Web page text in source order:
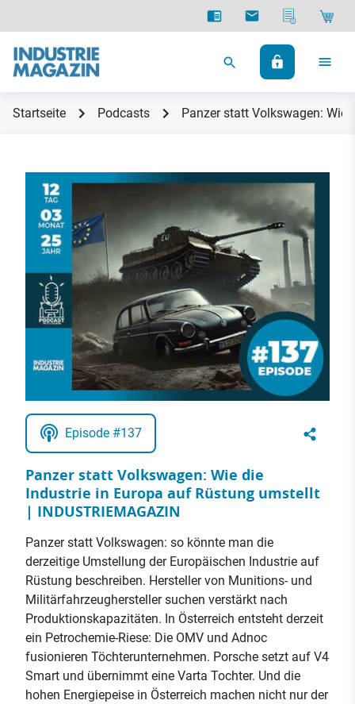
Startseite Podcasts Panzer statt Volkswagen: Wie
Episode #137
Panzer statt Volkswagen: Wie die
Industrie in Europa auf Rüstung umstellt
| INDUSTRIEMAGAZIN
Panzer statt Volkswagen: so könnte man die
derzeitige Umstellung der Europäischen Industrie auf
Rüstung beschreiben. Hersteller von Munitions- und
Militärfahrzeughersteller suchen verstärkt nach
Produktionskapazitäten. In Österreich entsteht derzeit
ein Petrochemie-Riese: Die OMV und Adnoc
fusionieren Töchterunternehmen. Porsche setzt auf V4
Smart und übernimmt eine Varta Tochter. Und die
hohen Energiepeise in Österreich machen nicht nur der